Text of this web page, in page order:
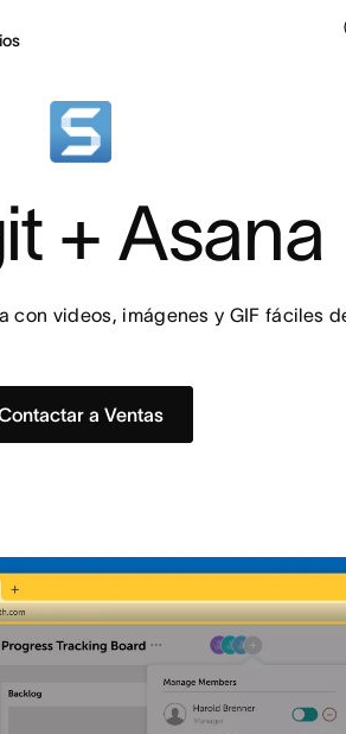
+ Asana
con videos, imágenes y GIF fáciles
a Ventas